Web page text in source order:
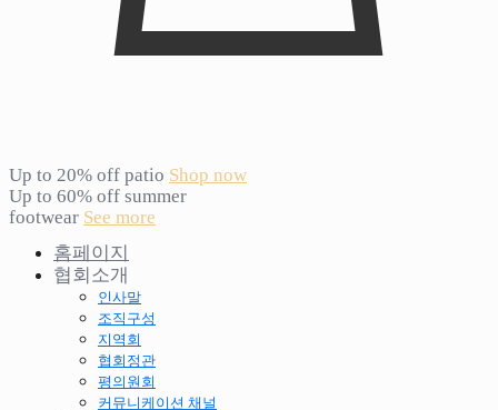
Up to 20% off patio Shop now
Up to 60% off summer
footwear See more
홈페이지
협회소개
인사말
조직구성
지역회
협회정관
평의원회
커뮤니케이션 채널